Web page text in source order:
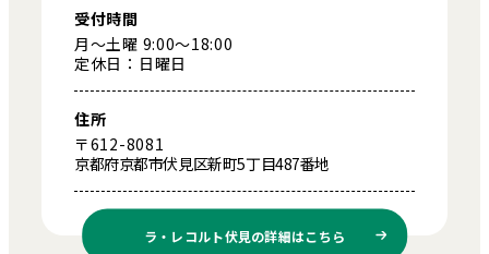
受付時間
月～土曜 9:00～18:00
定休日：日曜日
住所
〒612-8081
京都府京都市伏見区新町5丁目487番地
ラ・レコルト伏見の詳細はこちら